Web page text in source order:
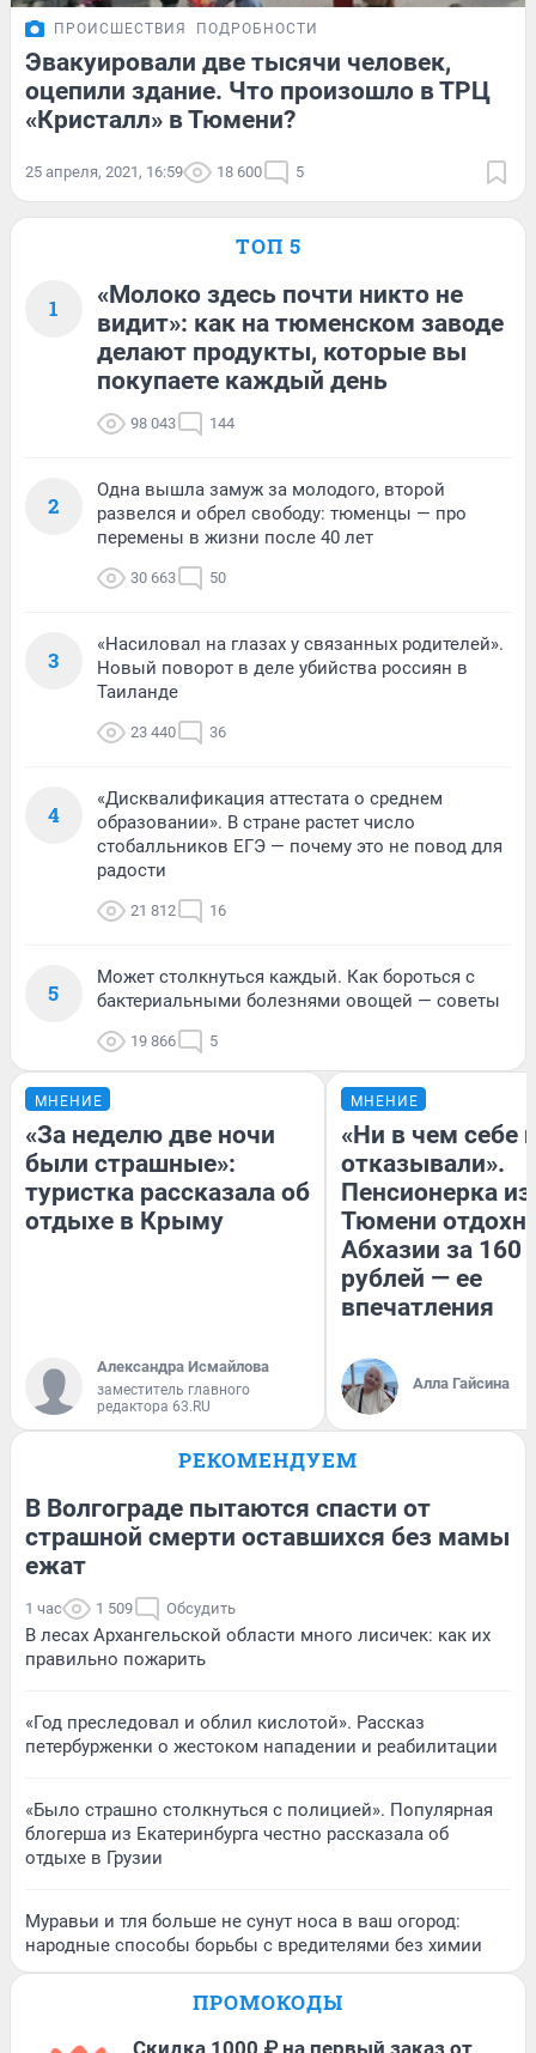
ПРОИСШЕСТВИЯ ПОДРОБНОСТИ
Эвакуировали две тысячи человек,
оцепили здание. Что произошло в ТРЦ
«Кристалл» в Тюмени?
25 апреля, 2021, 16:59 18 600 5
ТОП 5
1
«Молоко здесь почти никто не
видит»: как на тюменском заводе
делают продукты, которые вы
покупаете каждый день
98 043 144
2
Одна вышла замуж за молодого, второй
развелся и обрел свободу: тюменцы — про
перемены в жизни после 40 лет
30 663 50
3
«Насиловал на глазах у связанных родителей».
Новый поворот в деле убийства россиян в
Таиланде
23 440 36
4
«Дисквалификация аттестата о среднем
образовании». В стране растет число
стобалльников ЕГЭ — почему это не повод для
радости
21 812 16
5
Может столкнуться каждый. Как бороться с
бактериальными болезнями овощей — советы
19 866 5
МНЕНИЕ
«За неделю две ночи
были страшные»:
туристка рассказала об
отдыхе в Крыму
Александра Исмайлова
заместитель главного
редактора 63.RU
МНЕНИЕ
«Ни в чем себе
отказывали».
Пенсионерка из
Тюмени
Абхазии за 160
рублей — ее
впечатления
Алла Гайсина
РЕКОМЕНДУЕМ
В Волгограде пытаются спасти от
страшной смерти оставшихся без мамы
ежат
1 час 1 509 Обсудить
В лесах Архангельской области много лисичек: как их
правильно пожарить
«Год преследовал и облил кислотой». Рассказ
петербурженки о жестоком нападении и реабилитации
«Было страшно столкнуться с полицией». Популярная
блогерша из Екатеринбурга честно рассказала об
отдыхе в Грузии
Муравьи и тля больше не сунут носа в ваш огород:
народные способы борьбы с вредителями без химии
ПРОМОКОДЫ
Скидка 1000 ₽ на первый заказ от